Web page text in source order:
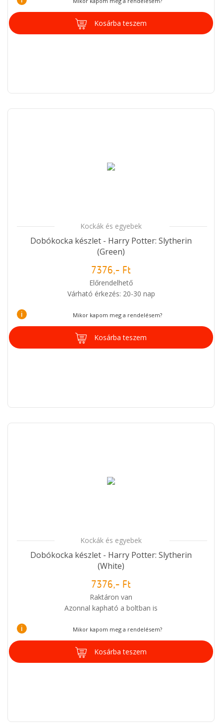
Kosárba teszem
Kockák és egyebek
Dobókocka készlet - Harry Potter: Slytherin
(Green)
7376,- Ft
Előrendelhető
Várható érkezés: 20-30 nap
i Mikor kapom meg a rendelésem?
Kosárba teszem
Kockák és egyebek
Dobókocka készlet - Harry Potter: Slytherin
(White)
7376,- Ft
Raktáron van
Azonnal kapható a boltban is
i Mikor kapom meg a rendelésem?
Kosárba teszem